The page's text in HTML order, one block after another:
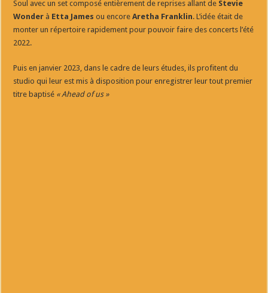
Soul avec un set composé entièrement de reprises allant de Stevie
Wonder à Etta James ou encoreAretha Franklin. L’idée était de
monter un répertoire rapidement pour pouvoir faire des concerts l’été
2022.
Puis en janvier 2023, dans le cadre de leurs études, ils profitent du
studio qui leur est mis à disposition pour enregistrer leur tout premier
titre baptisé « Ahead of us »